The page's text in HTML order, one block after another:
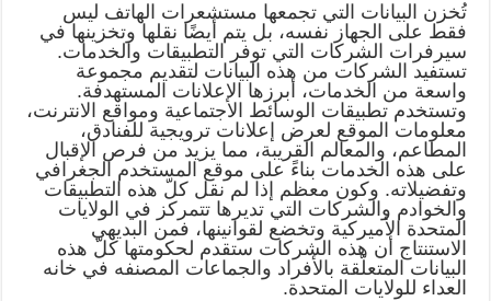
تُخزن البيانات التي تجمعها مستشعرات الهاتف ليس
فقط على الجهاز نفسه، بل يتم أيضًا نقلها وتخزينها في
سيرفرات الشركات التي توفر التطبيقات والخدمات.
تستفيد الشركات من هذه البيانات لتقديم مجموعة
واسعة من الخدمات، أبرزها الإعلانات المستهدفة.
وتستخدم تطبيقات الوسائط الاجتماعية ومواقع الانترنت،
معلومات الموقع لعرض إعلانات ترويجية للفنادق،
المطاعم، والمعالم القريبة، مما يزيد من فرص الإقبال
على هذه الخدمات بناءً على موقع المستخدم الجغرافي
وتفضيلاته. وكون معظم إذا لم نقل كلّ هذه التطبيقات
والخوادم والشركات التي تديرها تتمركز في الولايات
المتحدة الأميركية وتخضع لقوانينها، فمن البديهي
الاستنتاج أن هذه الشركات ستقدم لحكومتها كلّ هذه
البيانات المتعلّقة بالأفراد والجماعات المصنفه في خانه
العداء للولايات المتحدة.